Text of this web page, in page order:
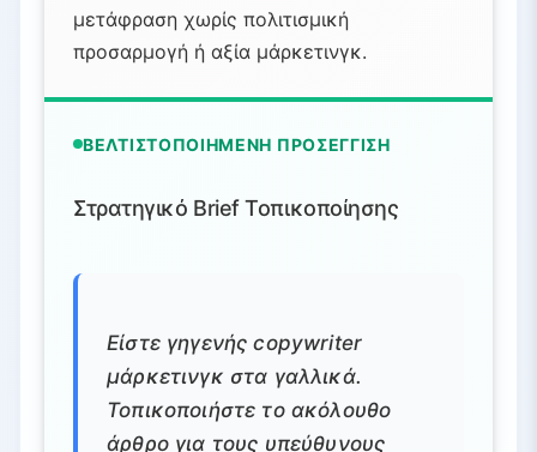
μετάφραση χωρίς πολιτισμική
προσαρμογή ή αξία μάρκετινγκ.
ΒΕΛΤΙΣΤΟΠΟΙΗΜΈΝΗ ΠΡΟΣΈΓΓΙΣΗ
Στρατηγικό Brief Τοπικοποίησης
Είστε γηγενής copywriter
μάρκετινγκ στα γαλλικά.
Τοπικοποιήστε το ακόλουθο
άρθρο για τους υπεύθυνους